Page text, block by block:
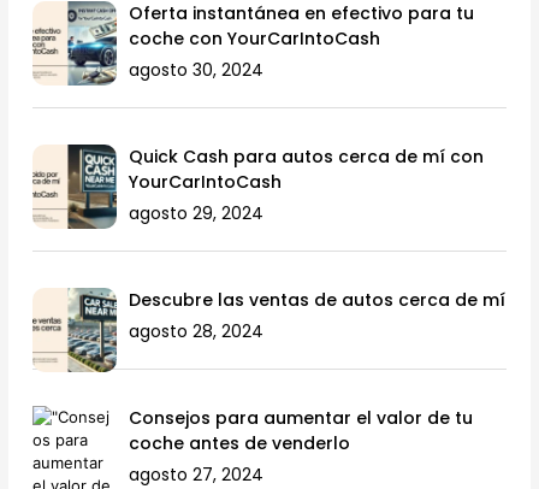
Oferta instantánea en efectivo para tu
coche con YourCarIntoCash
agosto 30, 2024
Quick Cash para autos cerca de mí con
YourCarIntoCash
agosto 29, 2024
Descubre las ventas de autos cerca de mí
agosto 28, 2024
Consejos para aumentar el valor de tu
coche antes de venderlo
agosto 27, 2024